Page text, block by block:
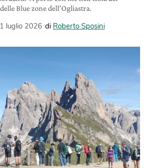
Blue zone dell’Ogliastra.
luglio 2026 di Roberto Sposini